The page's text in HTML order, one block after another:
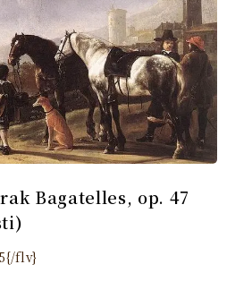
Bagatelles, op. 47
flv}